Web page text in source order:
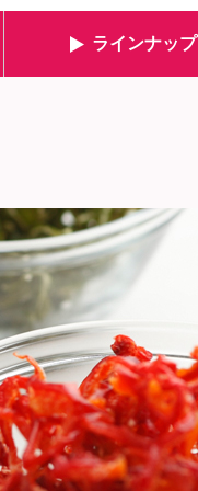
ラインナップ